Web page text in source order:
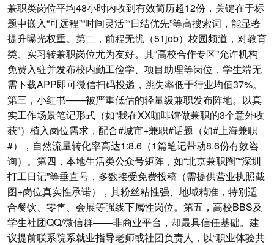
兼职类岗位平均48小时内收到有效简历超12份，关键在于标
题中嵌入“可远程”“时间灵活”“日结优先”等高搜索词，能显著
提升曝光权重。第二，前程无忧（51job）校园频道，对教育
类、实习转兼职岗位尤为友好。其“高校合作专区”允许机构
免费入驻并发布校内勤工俭学、项目助理等岗位，学生端无
需下载APP即可微信扫码投递，跳失率低于行业均值37%。
第三，小红书——被严重低估的轻量级兼职发布阵地。以真
实工作场景笔记形式（如“我在XX咖啡馆做兼职的3个意外收
获”）植入岗位需求，配合#城市+兼职#话题（如#上海兼职
#），自然流量转化率高达1:8.6（1篇笔记带动8.6份有效咨
询）。第四，本地生活类公众号矩阵，如“北京兼职圈”“深圳
打工日记”等垂直号，多数接受免费投稿（需提供营业执照截
图+岗位真实性承诺），其粉丝粘性强、地域精准，特别适
合餐饮、零售、会展等强线下属性岗位。第五，高校BBS及
学生社团QQ/微信群——非商业平台，却最具信任基础。建
议提前联系院系就业指导老师或社团负责人，以“职业体验共